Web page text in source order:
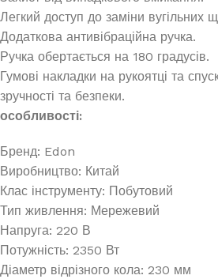
Легкий доступ до заміни вугільних
Додаткова антивібраційна ручка.
Ручка обертається на 180 градусів.
Гумові накладки на рукоятці та
зручності та безпеки.
особливості:
Бренд: Edon
Виробництво: Китай
Клас інструменту: Побутовий
Тип живлення: Мережевий
Напруга: 220 В
Потужність: 2350 Вт
Діаметр відрізного кола: 230 мм